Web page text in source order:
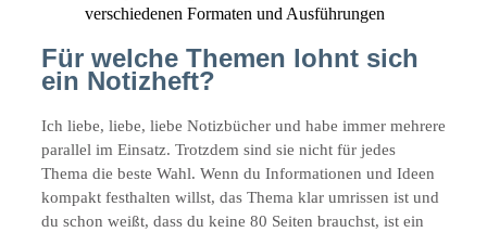
Für welche Themen lohnt sich
ein Notizheft?
Ich liebe, liebe, liebe Notizbücher und habe immer mehrere
parallel im Einsatz. Trotzdem sind sie nicht für jedes
Thema die beste Wahl. Wenn du Informationen und Ideen
kompakt festhalten willst, das Thema klar umrissen ist und
du schon weißt, dass du keine 80 Seiten brauchst, ist ein